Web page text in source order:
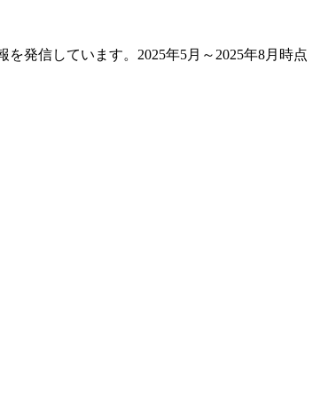
発信しています。2025年5月～2025年8月時点